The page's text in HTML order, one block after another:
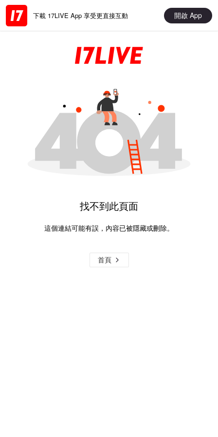
下載 17LIVE App 享受更直接互動 開啟 App
找不到此頁面
這個連結可能有誤，內容已被隱藏或刪除。
首頁